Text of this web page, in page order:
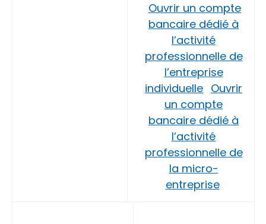
Ouvrir un compte
bancaire dédié à
l’activité
professionnelle de
l’entreprise
individuelle Ouvrir
un compte
bancaire dédié à
l’activité
professionnelle de
la micro-
entreprise